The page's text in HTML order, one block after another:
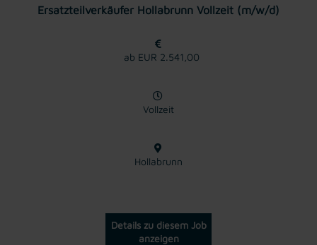
Ersatzteilverkäufer Hollabrunn Vollzeit (m/w/d)
ab EUR 2.541,00
Vollzeit
Hollabrunn
Details zu diesem Job
anzeigen